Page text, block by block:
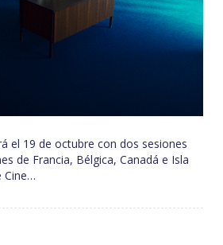
el 19 de octubre con dos sesiones
de Francia, Bélgica, Canadá e Isla
Cine…